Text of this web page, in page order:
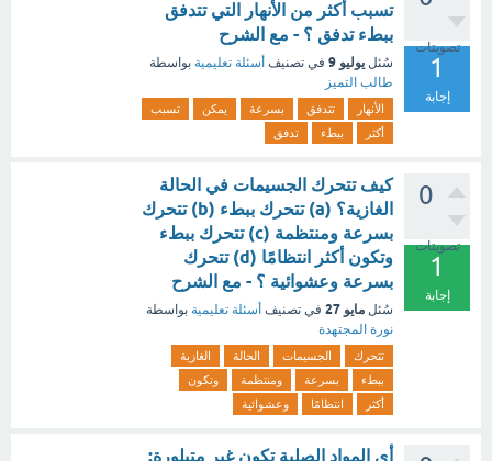
تصويتات
1
إجابة
تسبب أكثر من الأنهار التي تتدفق
ببطء تدفق ؟ - مع الشرح
سُئل يوليو 9 في تصنيف أسئلة تعليمية بواسطة
طالب التميز
الأنهار تتدفق بسرعة يمكن
تسبب
أكثر
ببطء تدفق
0
تصويتات
1
إجابة
كيف تتحرك الجسيمات في الحالة
الغازية؟ (a) تتحرك ببطء (b) تتحرك
بسرعة ومنتظمة (c) تتحرك ببطء
وتكون أكثر انتظامًا (d) تتحرك
بسرعة وعشوائية ؟ - مع الشرح
سُئل مايو 27 في تصنيف أسئلة تعليمية بواسطة
نورة المجتهدة
تتحرك الجسيمات الحالة
الغازية
ببطء
بسرعة ومنتظمة
وتكون
أكثر
انتظامًا وعشوائية
أي المواد الصلبة تكون غير متبلورة: